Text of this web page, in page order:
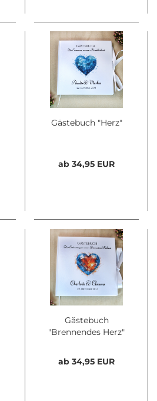
Gästebuch "Herz"
ab 34,95 EUR
Gästebuch
"Brennendes Herz"
ab 34,95 EUR